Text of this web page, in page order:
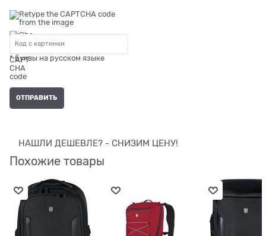
* буквы на русском языке
НАШЛИ ДЕШЕВЛЕ? - СНИЗИМ ЦЕНУ!
Похожие товары